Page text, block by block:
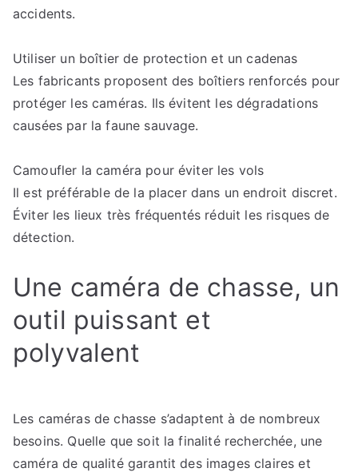
accidents.
Utiliser un boîtier de protection et un cadenas
Les fabricants proposent des boîtiers renforcés pour
protéger les caméras. Ils évitent les dégradations
causées par la faune sauvage.
Camoufler la caméra pour éviter les vols
Il est préférable de la placer dans un endroit discret.
Éviter les lieux très fréquentés réduit les risques de
détection.
Une caméra de chasse, un
outil puissant et
polyvalent
Les caméras de chasse s’adaptent à de nombreux
besoins. Quelle que soit la finalité recherchée, une
caméra de qualité garantit des images claires et